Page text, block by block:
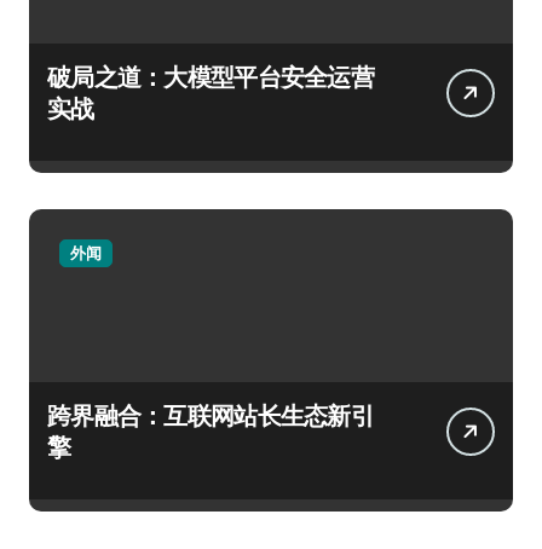
破局之道：大模型平台安全运营
实战
外闻
跨界融合：互联网站长生态新引
擎